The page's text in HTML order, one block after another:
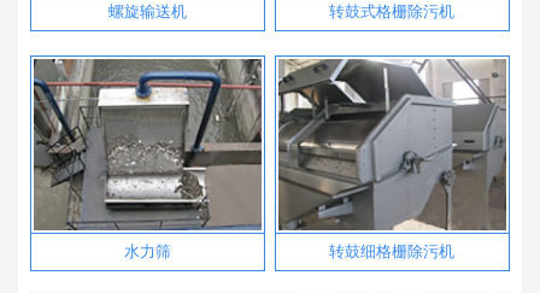
螺旋输送机 转鼓式格栅除污机
水力筛 转鼓细格栅除污机